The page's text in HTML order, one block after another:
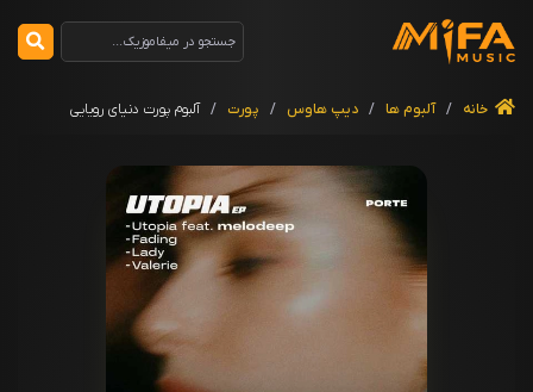
خانه / آلبوم ها / دیپ هاوس / پورت / آلبوم پورت دنیای رویایی